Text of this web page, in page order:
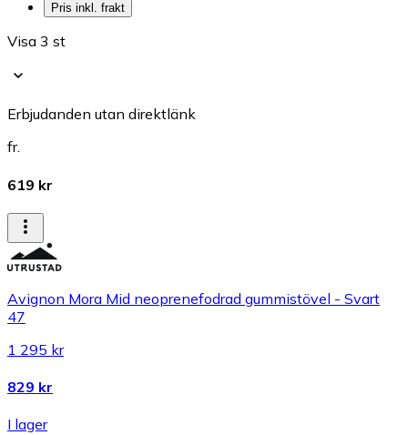
Pris inkl. frakt
Visa 3 st
Erbjudanden utan direktlänk
fr.
619 kr
Avignon Mora Mid neoprenefodrad gummistövel - Svart
47
1 295 kr
829 kr
I lager